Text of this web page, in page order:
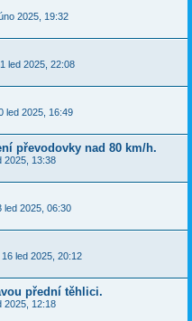
2025, 19:32
led 2025, 22:08
led 2025, 16:49
převodovky nad 80 km/h.
2025, 13:38
led 2025, 06:30
16 led 2025, 20:12
přední těhlici.
2025, 12:18